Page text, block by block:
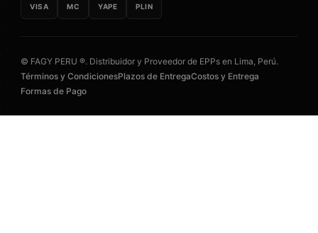
VISA MC YAPE PLIN
© FAGY PERU ®. Distribuidor y Proveedor de EPPs en Lima, Perú.
Términos y CondicionesPlazos de EntregaCostos y Entrega
Formas de Pago